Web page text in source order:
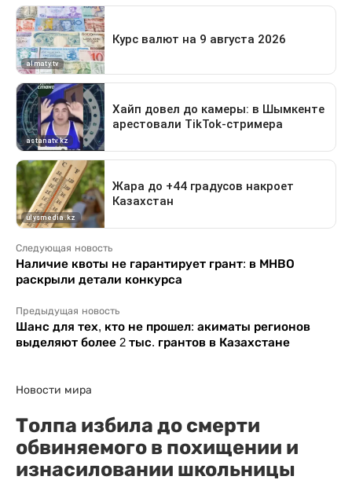
Следующая новость
Наличие квоты не гарантирует грант: в МНВО
раскрыли детали конкурса
Предыдущая новость
Шанс для тех, кто не прошел: акиматы регионов
выделяют более 2 тыс. грантов в Казахстане
Новости мира
Толпа избила до смерти
обвиняемого в похищении и
изнасиловании школьницы